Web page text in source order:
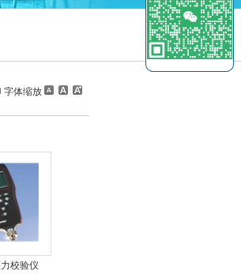
字体缩放
校验仪